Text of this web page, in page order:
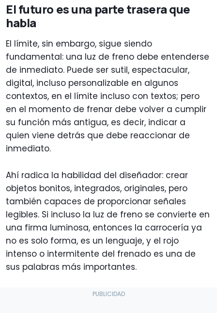
El futuro es una parte trasera que
habla
El límite, sin embargo, sigue siendo
fundamental: una luz de freno debe entenderse
de inmediato. Puede ser sutil, espectacular,
digital, incluso personalizable en algunos
contextos, en el límite incluso con textos; pero
en el momento de frenar debe volver a cumplir
su función más antigua, es decir, indicar a
quien viene detrás que debe reaccionar de
inmediato.
Ahí radica la habilidad del diseñador: crear
objetos bonitos, integrados, originales, pero
también capaces de proporcionar señales
legibles. Si incluso la luz de freno se convierte en
una firma luminosa, entonces la carrocería ya
no es solo forma, es un lenguaje, y el rojo
intenso o intermitente del frenado es una de
sus palabras más importantes.